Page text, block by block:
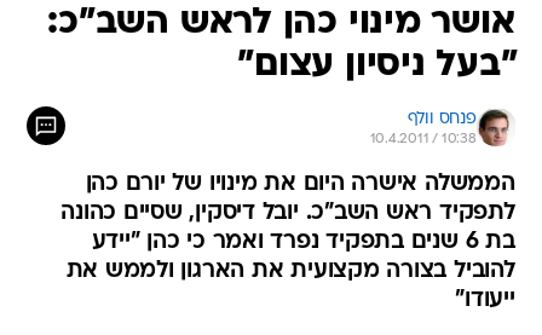
אושר מינוי כהן לראש השב"כ:
"בעל ניסיון עצום"
פנחס וולף
10.4.2011 / 10:38
הממשלה אישרה היום את מינויו של יורם כהן
לתפקיד ראש השב"כ. יובל דיסקין, שסיים כהונה
בת 6 שנים בתפקיד נפרד ואמר כי כהן "יידע
להוביל בצורה מקצועית את הארגון ולממש את
ייעודו"